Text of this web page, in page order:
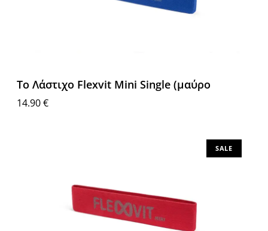
Το Λάστιχο Flexvit Mini Single (μαύρο
14.90€
SALE